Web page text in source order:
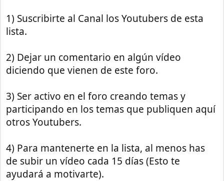
1) Suscribirte al Canal los Youtubers de esta
lista.
2) Dejar un comentario en algún vídeo
diciendo que vienen de este foro.
3) Ser activo en el foro creando temas y
participando en los temas que publiquen aquí
otros Youtubers.
4) Para mantenerte en la lista, al menos has
de subir un vídeo cada 15 días (Esto te
ayudará a motivarte).